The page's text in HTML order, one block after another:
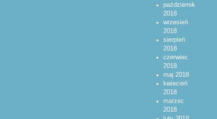
październik
2018
wrzesień
2018
sierpień
2018
czerwiec
2018
maj 2018
kwiecień
2018
marzec
2018